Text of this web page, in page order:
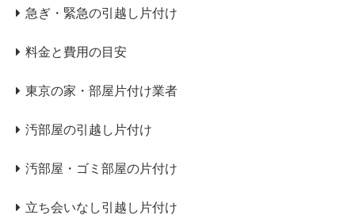
急ぎ・緊急の引越し片付け
料金と費用の目安
東京の家・部屋片付け業者
汚部屋の引越し片付け
汚部屋・ゴミ部屋の片付け
立ち会いなし引越し片付け